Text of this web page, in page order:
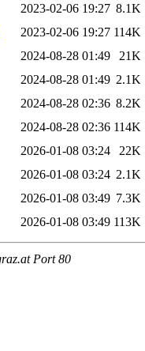
2023-02-06 19:27 8.1K
2023-02-06 19:27 114K
2024-08-28 01:49
21K
2024-08-28 01:49 2.1K
2024-08-28 02:36 8.2K
2024-08-28 02:36 114K
2026-01-08 03:24
22K
2026-01-08 03:24 2.1K
2026-01-08 03:49 7.3K
2026-01-08 03:49 113K
Port 80